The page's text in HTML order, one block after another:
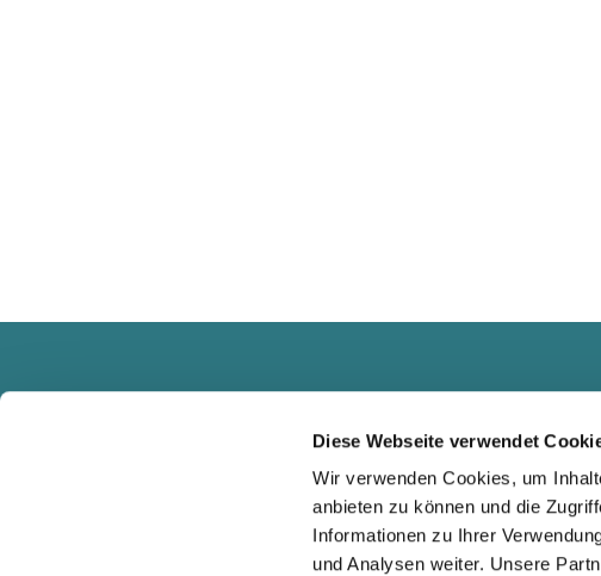
Diese Webseite verwendet
Wir verwenden Cookies, um
anbieten zu können und die
Informationen zu Ihrer
und Analysen weiter. Unsere